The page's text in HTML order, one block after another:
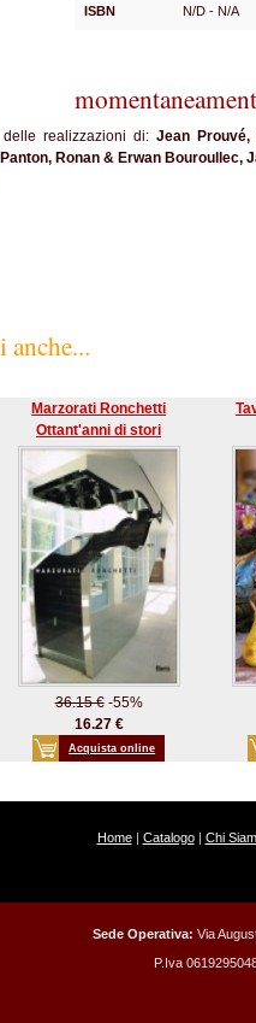
ISBN N/D - N/A
realizzazioni di: Jean
Ronan & Erwan Bouroullec,
anche...
Marzorati Ronchetti
Ottant'anni di stori
36.15 €-55%
16.27 €
Acquista online
Home| Catalogo| Chi
Sede Operativa: Via
P.Iva